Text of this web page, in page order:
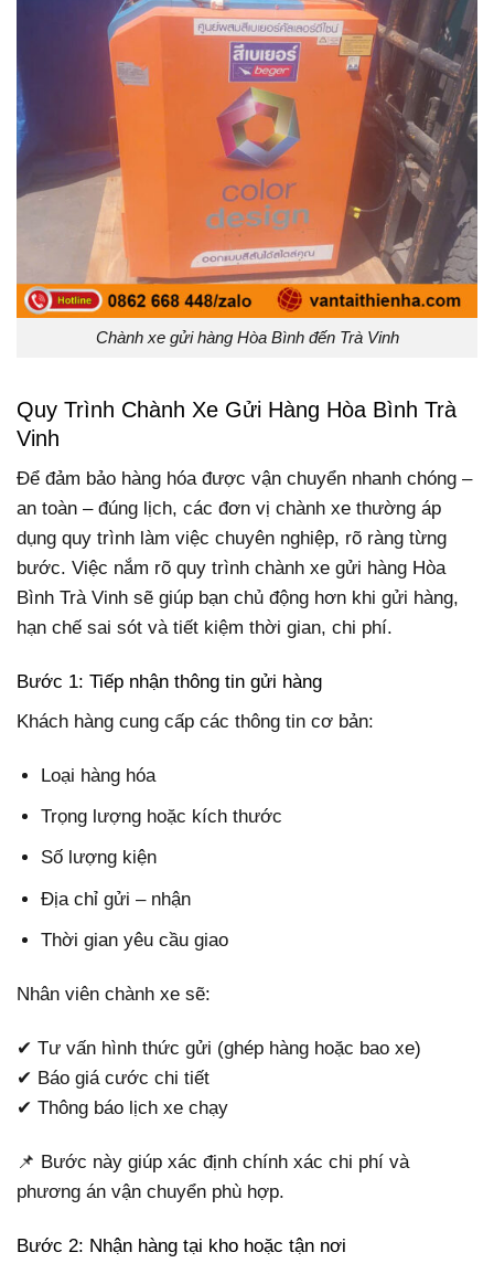
Chành xe gửi hàng Hòa Bình đến Trà Vinh
Quy Trình Chành Xe Gửi Hàng Hòa Bình Trà
Vinh
Để đảm bảo hàng hóa được vận chuyển nhanh chóng –
an toàn – đúng lịch, các đơn vị chành xe thường áp
dụng quy trình làm việc chuyên nghiệp, rõ ràng từng
bước. Việc nắm rõ quy trình chành xe gửi hàng Hòa
Bình Trà Vinh sẽ giúp bạn chủ động hơn khi gửi hàng,
hạn chế sai sót và tiết kiệm thời gian, chi phí.
Bước 1: Tiếp nhận thông tin gửi hàng
Khách hàng cung cấp các thông tin cơ bản:
Loại hàng hóa
Trọng lượng hoặc kích thước
Số lượng kiện
Địa chỉ gửi – nhận
Thời gian yêu cầu giao
Nhân viên chành xe sẽ:
✔ Tư vấn hình thức gửi (ghép hàng hoặc bao xe)
✔ Báo giá cước chi tiết
✔ Thông báo lịch xe chạy
📌 Bước này giúp xác định chính xác chi phí và
phương án vận chuyển phù hợp.
Bước 2: Nhận hàng tại kho hoặc tận nơi